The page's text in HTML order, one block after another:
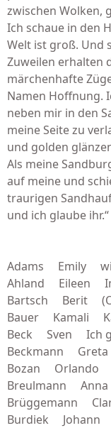
zwischen Wolken,
Ich schaue in den
Welt ist groß. Und
Zuweilen erhalten
märchenhafte
Namen Hoffnung.
neben mir in den
meine Seite zu
und golden
Als meine
auf meine und
traurigen
und ich glaube
Adams Emily
Ahland Eileen
Bartsch Berit
Bauer Kamali
Beck Sven Ich
Beckmann
Bozan Orlando
Breulmann
Brüggemann
Burdiek Johann